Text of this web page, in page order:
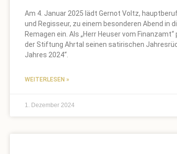
Am 4. Januar 2025 lädt Gernot Voltz,
und Regisseur, zu einem besonderen Abend in
Remagen ein. Als „Herr Heuser vom
der Stiftung Ahrtal seinen satirischen
Jahres 2024“.
WEITERLESEN »
1. Dezember 2024